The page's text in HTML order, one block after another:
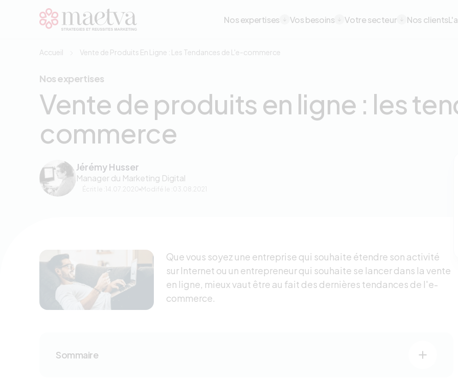
Aller au contenu principal
Nos expertises Vos besoins Votre secteur Nos clients
Accueil Vente de Produits En Ligne : Les Tendances de L'e-commerce
Nos expertises
Vente de produits en ligne : les
commerce
Jérémy Husser
Manager du Marketing Digital
Écrit le :14.07.2020 Modifé le :03.08.2021
Que vous soyez une entreprise qui souhaite étendre son activité
sur Internet ou un entrepreneur qui souhaite se lancer dans la vente
en ligne, mieux vaut être au fait des dernières tendances de l'e-
commerce.
Sommaire